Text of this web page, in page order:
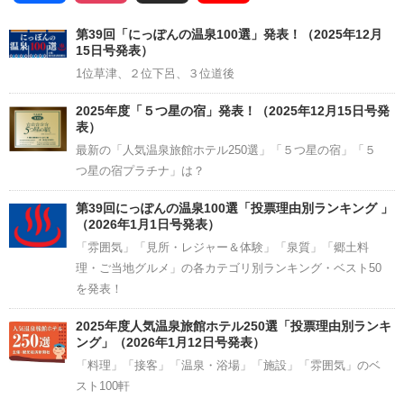
Channel
第39回「にっぽんの温泉100選」発表！（2025年12月
15日号発表）
1位草津、２位下呂、３位道後
2025年度「５つ星の宿」発表！（2025年12月15日号発
表）
最新の「人気温泉旅館ホテル250選」「５つ星の宿」「５
つ星の宿プラチナ」は？
第39回にっぽんの温泉100選「投票理由別ランキング 」
（2026年1月1日号発表）
「雰囲気」「見所・レジャー＆体験」「泉質」「郷土料
理・ご当地グルメ」の各カテゴリ別ランキング・ベスト50
を発表！
2025年度人気温泉旅館ホテル250選「投票理由別ランキ
ング」（2026年1月12日号発表）
「料理」「接客」「温泉・浴場」「施設」「雰囲気」のベ
スト100軒